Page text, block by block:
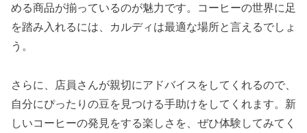
める商品が揃っているのが魅力です。コーヒーの世界に足
を踏み入れるには、カルディは最適な場所と言えるでしょ
う。
さらに、店員さんが親切にアドバイスをしてくれるので、
自分にぴったりの豆を見つける手助けをしてくれます。新
しいコーヒーの発見をする楽しさを、ぜひ体験してみてく